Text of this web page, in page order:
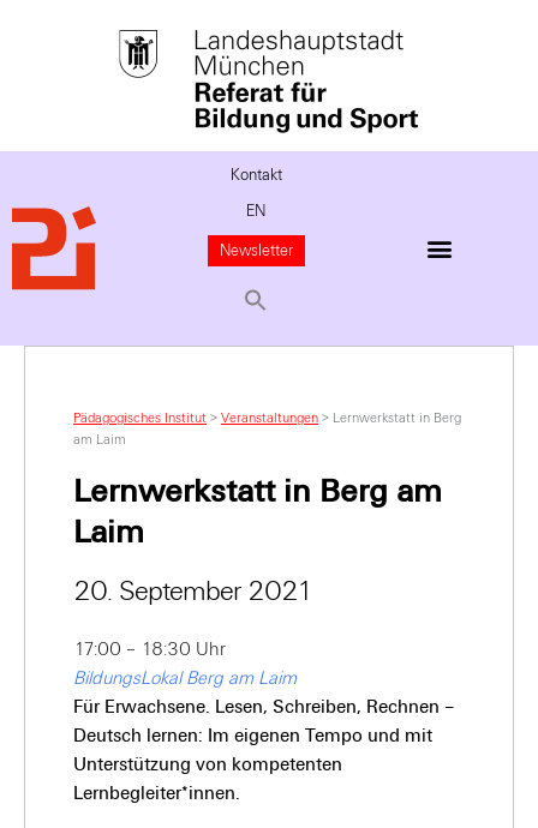
Kontakt
EN
Newsletter
Pädagogisches Institut > Veranstaltungen > Lernwerkstatt in Berg
am Laim
Lernwerkstatt in Berg am
Laim
20. September 2021
17:00 – 18:30 Uhr
BildungsLokal Berg am Laim
Für Erwachsene. Lesen, Schreiben, Rechnen –
Deutsch lernen: Im eigenen Tempo und mit
Unterstützung von kompetenten
Lernbegleiter*innen.